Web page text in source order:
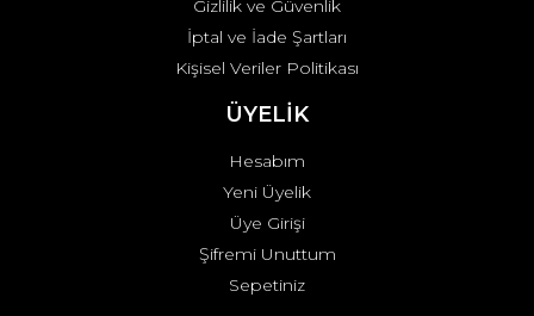
Gizlilik ve Güvenlik
İptal ve İade Şartları
Kişisel Veriler Politikası
ÜYELİK
Hesabım
Yeni Üyelik
Üye Girişi
Şifremi Unuttum
Sepetiniz